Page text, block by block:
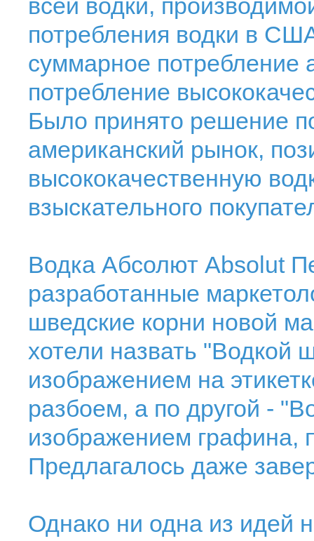
всей водки,
потребления водки в
суммарное потребление
потребление
Было принято решение
американский рынок,
высококачественную
взыскательного
Водка Абсолют Absolut
разработанные
шведские корни новой
хотели назвать "Водкой
изображением на
разбоем, а по другой -
изображением графина,
Предлагалось даже
Однако ни одна из идей